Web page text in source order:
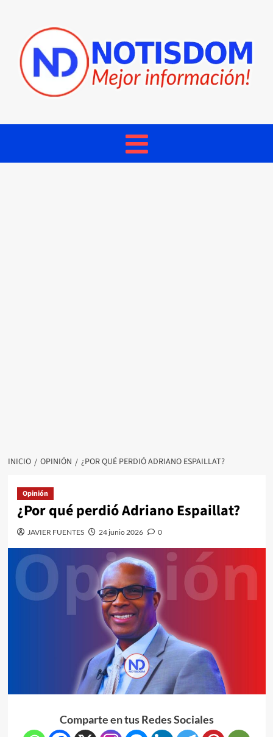
INICIO OPINIÓN ¿POR QUÉ PERDIÓ ADRIANO ESPAILLAT?
Opinión
¿Por qué perdió Adriano Espaillat?
JAVIER FUENTES 24 junio 2026 0
Comparte en tus Redes Sociales